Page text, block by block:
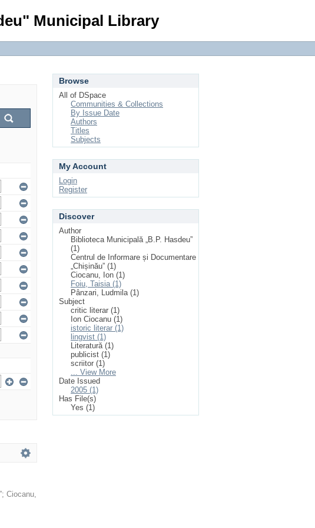
Municipal Library
; Ciocanu,
Browse
All of DSpace
Communities & Collections
By Issue Date
Authors
Titles
Subjects
My Account
Login
Register
Discover
Author
Biblioteca Municipală „B.P. Hasdeu”
(1)
Centrul de Informare și Documentare
„Chișinău” (1)
Ciocanu, Ion (1)
Foiu, Taisia (1)
Pânzari, Ludmila (1)
Subject
critic literar (1)
Ion Ciocanu (1)
istoric literar (1)
lingvist (1)
Literatură (1)
publicist (1)
scriitor (1)
... View More
Date Issued
2005 (1)
Has File(s)
Yes (1)